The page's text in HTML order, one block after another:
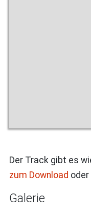
Der Track gibt es
zum Download oder
Galerie